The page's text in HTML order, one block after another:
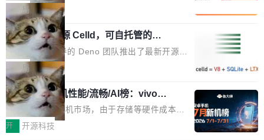
章从一个简单的例子切入。一个网站的深色主题
设置，如果用布尔值 + 可空字段来表示——bool
ean 表示是否可切换，nullable 的默认模式、浅
色方案、深色方案——会产生大量无意义的组
合。方案缺了、配置冲突了、全 null 了。要知道
哪些组合有效，作者说，你得靠"文档、校验、或
者部落知识"。 换个写法。Rust 的 enum，两个
变体：Switchable...
S。如果你只看官方博客，你会觉得这是又一
个"AI 知识库 + 聊天机器人"——每个大厂都在
做，没什么新鲜的。 但 Kenton Varda 在 Twitte
r 上把事情说清楚了： 今天我们发布了 Cloudfla
re OS，一个带连接器的聊天机器人，跟其他所
有科技公司做的一样。只不过，实际上它不一
样。这是 Sandstorm.io 的重制版，我十年前的
那个创业公司。不同的是，这次它构建在 Cloudf
lare Workers 上——我花了九年时间搭建的平台
——并且深度集成了 AI。这基本上是我十年秘密
局
Deno 团队开源 Celld，可自托管的分
布式 Durable Objects
Ryan Dahl 领导的 Deno 团队推出了最新开源项
目 Celld，一个能在自己机器上运行 Cloudflare
Workers 和 Durable Objects 的守护进程。 设
计思路很直接：每个对象是一个独立的 SQLite
数据库，按名称寻址，复制到你自己的 S3 兼容
存储库里。节点之间只通过这个存储库协调——
局
鲁大师7月新机性能/流畅/AI榜：vivo夺
性能、流畅双第一，三星Galaxy Z系列
新折叠缺席
2026年7月的手机市场，由于存储等硬件成本暴
增，手机厂商的日子也不好过啊，新机速度明显
开 开源科技